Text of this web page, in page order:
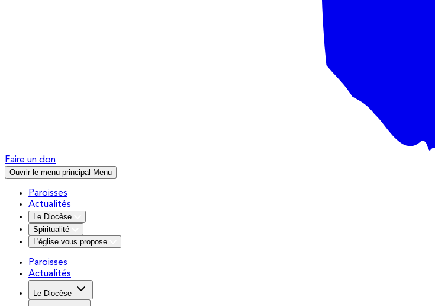
Faire un don
Ouvrir le menu principal Menu
Paroisses
Actualités
Le Diocèse
Spiritualité
L'église vous propose
Paroisses
Actualités
Le Diocèse